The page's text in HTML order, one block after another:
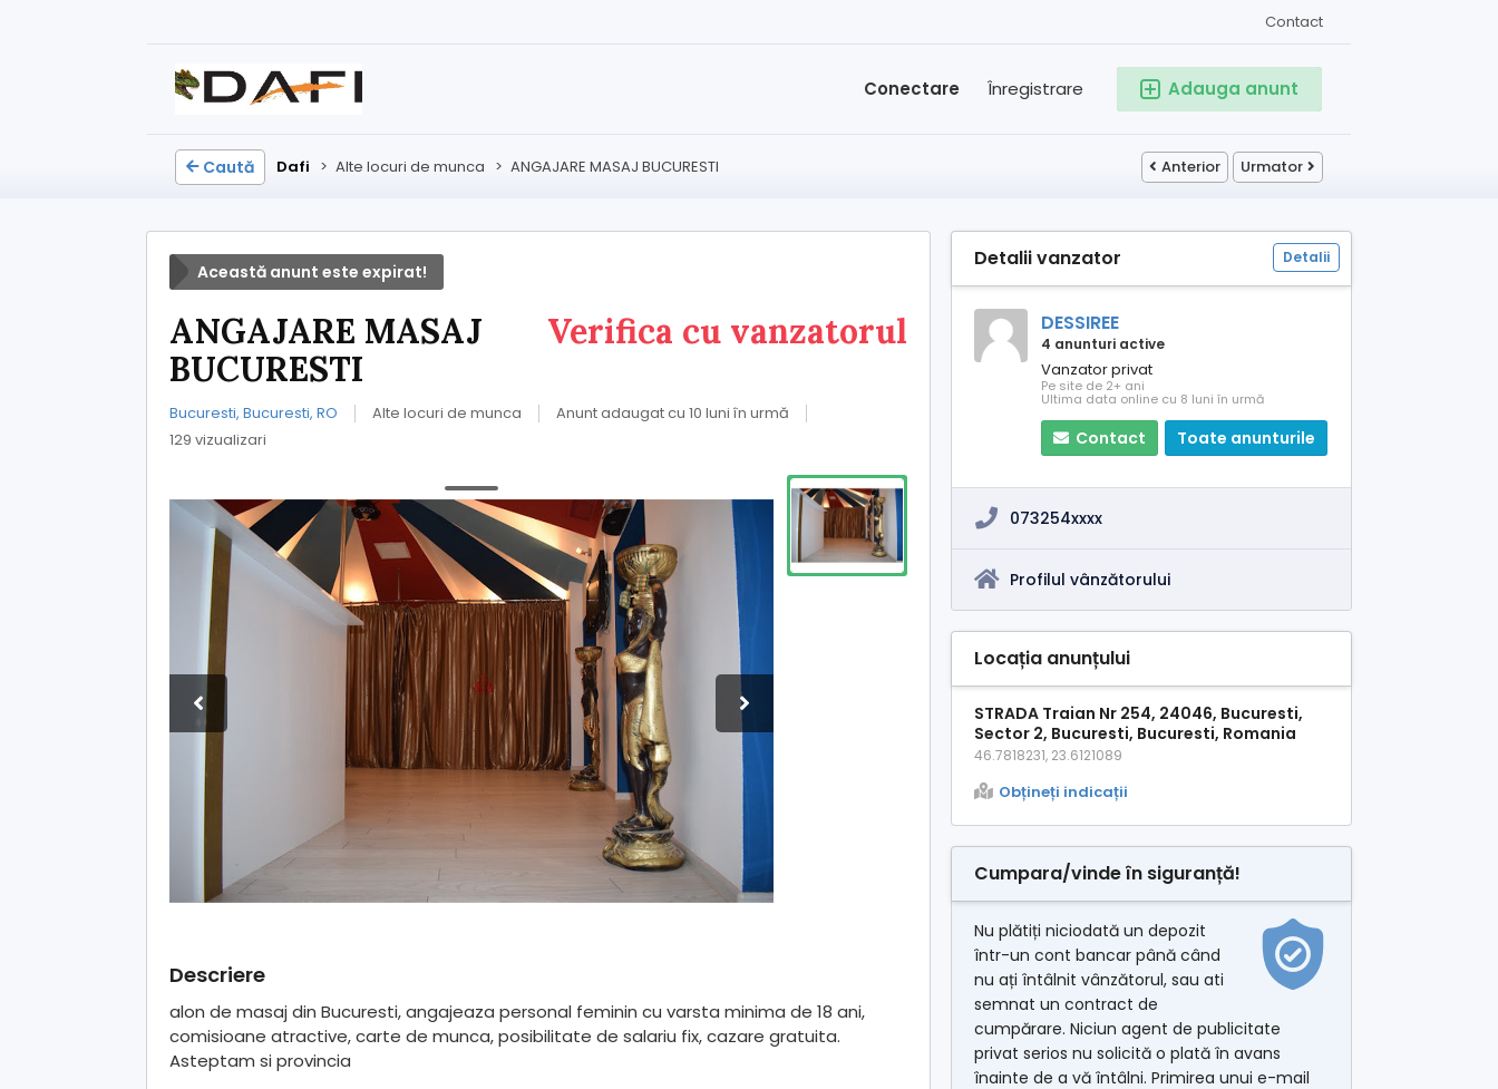
Contact
Adauga anunt
Înregistrare
Conectare
Caută Dafi > Alte locuri de munca > ANGAJARE MASAJ BUCURESTI Anterior Urmator
Această anunt este expirat!
Verifica cu vanzatorul
ANGAJARE MASAJ
BUCURESTI
Bucuresti, Bucuresti, RO Alte locuri de munca
Anunt adaugat cu 10 luni în urmă
129 vizualizari
Descriere
alon de masaj din Bucuresti, angajeaza personal feminin cu varsta minima de 18 ani,
comisioane atractive, carte de munca, posibilitate de salariu fix, cazare gratuita.
Asteptam si provincia
Detalii vanzator Detalii
DESSIREE
4 anunturi active
Vanzator privat
Pe site de 2+ ani
Ultima data online cu 8 luni în urmă
Contact Toate anunturile
073254xxxx
Profilul vânzătorului
Locația anunțului
STRADA Traian Nr 254, 24046, Bucuresti,
Sector 2, Bucuresti, Bucuresti, Romania
46.7818231, 23.6121089
Obțineți indicații
Cumpara/vinde în siguranță!
Nu plătiți niciodată un depozit
într-un cont bancar până când
nu ați întâlnit vânzătorul, sau ati
semnat un contract de
cumpărare. Niciun agent de publicitate
privat serios nu solicită o plată în avans
înainte de a vă întâlni. Primirea unui e-mail